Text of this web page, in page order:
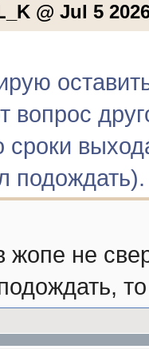
@ Jul 5
вопрос
сроки
подождать).
жопе не